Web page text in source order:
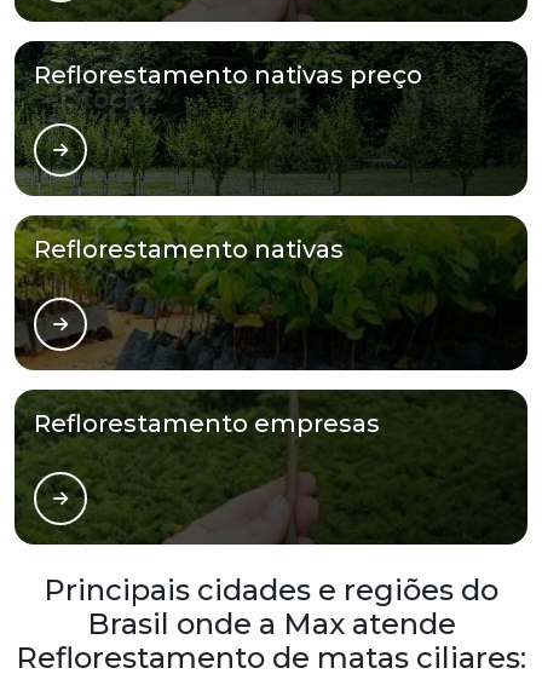
Reflorestamento nativas preço
Reflorestamento nativas
Reflorestamento empresas
Principais cidades e regiões do
Brasil onde a Max atende
Reflorestamento de matas ciliares: